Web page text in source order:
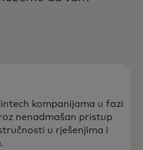
kompanijama u fazi
nenadmašan pristup
u rješenjima i